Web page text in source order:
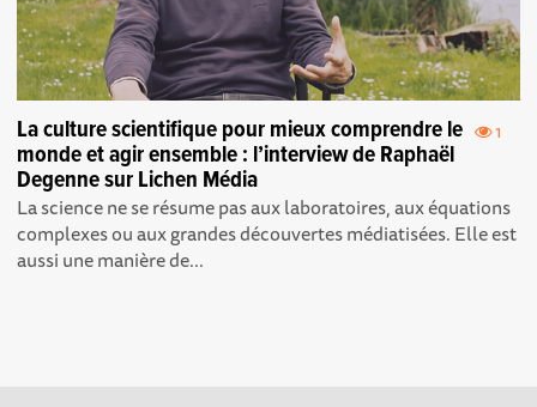
1
La culture scientifique pour mieux comprendre le
monde et agir ensemble : l’interview de Raphaël
Degenne sur Lichen Média
La science ne se résume pas aux laboratoires, aux équations
complexes ou aux grandes découvertes médiatisées. Elle est
aussi une manière de...